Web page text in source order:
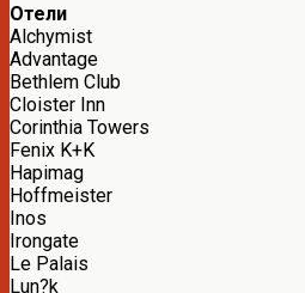
Отели
Alchymist
Advantage
Bethlem Club
Cloister Inn
Corinthia Towers
Fenix K+K
Hapimag
Hoffmeister
Inos
Irongate
Le Palais
Lun?k